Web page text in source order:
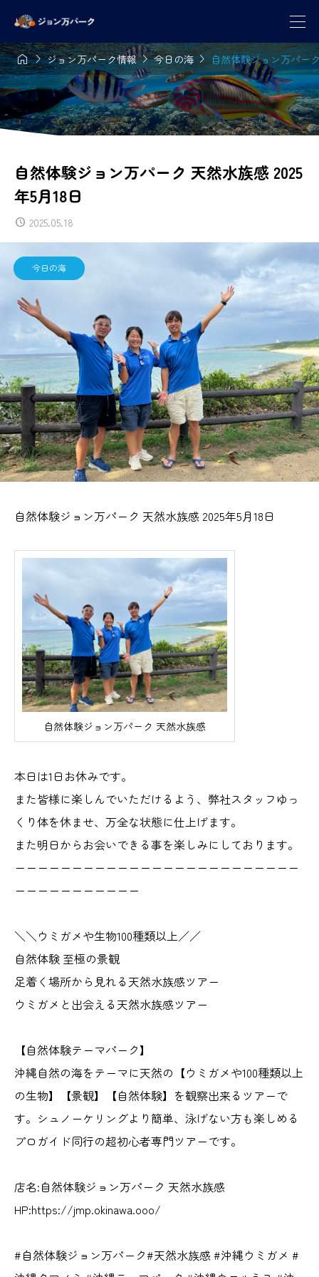
ジョン万パーク情報今日の海自然体験ジョン万パー
自然体験ジョン万パーク 天然水族感 2025
年5月18日
2025.05.18
今日の海
自然体験ジョン万パーク 天然水族感 2025年5月18日
自然体験ジョン万パーク 天然水族感
本日は1日お休みです。
また皆様に楽しんでいただけるよう、弊社スタッフゆっ
くり体を休ませ、万全な状態に仕上げます。
また明日からお会いできる事を楽しみにしております。
ーーーーーーーーーーーーーーーーーーーーーーーーー
ーーーーーーーーーーー
＼＼ウミガメや生物100種類以上／／
自然体験 至極の景観
足着く場所から見れる天然水族感ツアー
ウミガメと出会える天然水族感ツアー
【自然体験テーマパーク】
沖縄自然の海をテーマに天然の【ウミガメや100種類以上
の生物】【景観】【自然体験】を観察出来るツアーで
す。シュノーケリングより簡単、泳げない方も楽しめる
プロガイド同行の超初心者専門ツアーです。
店名:自然体験ジョン万パーク 天然水族感
HP:https://jmp.okinawa.ooo/
#自然体験ジョン万パーク#天然水族感 #沖縄ウミガメ #